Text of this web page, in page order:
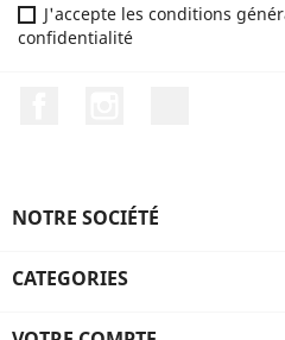
J'accepte les conditions
confidentialité
NOTRE SOCIÉTÉ
CATEGORIES